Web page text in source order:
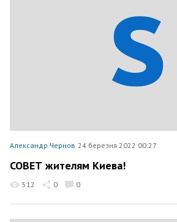
Александр Чернов 24 березня 2022 00:27
СОВЕТ жителям Киева!
512 0 0